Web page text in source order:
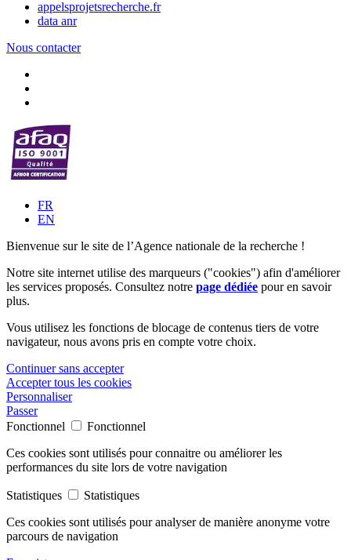
appelsprojetsrecherche.fr
data anr
Nous contacter
FR
EN
Bienvenue sur le site de l’Agence nationale de la recherche !
Notre site internet utilise des marqueurs ("cookies") afin d'améliorer
les services proposés. Consultez notre page dédiée pour en savoir
plus.
Vous utilisez les fonctions de blocage de contenus tiers de votre
navigateur, nous avons pris en compte votre choix.
Continuer sans accepter
Accepter tous les cookies
Personnaliser
Passer
Fonctionnel
Fonctionnel
Ces cookies sont utilisés pour connaitre ou améliorer les
performances du site lors de votre navigation
Statistiques
Statistiques
Ces cookies sont utilisés pour analyser de manière anonyme votre
parcours de navigation